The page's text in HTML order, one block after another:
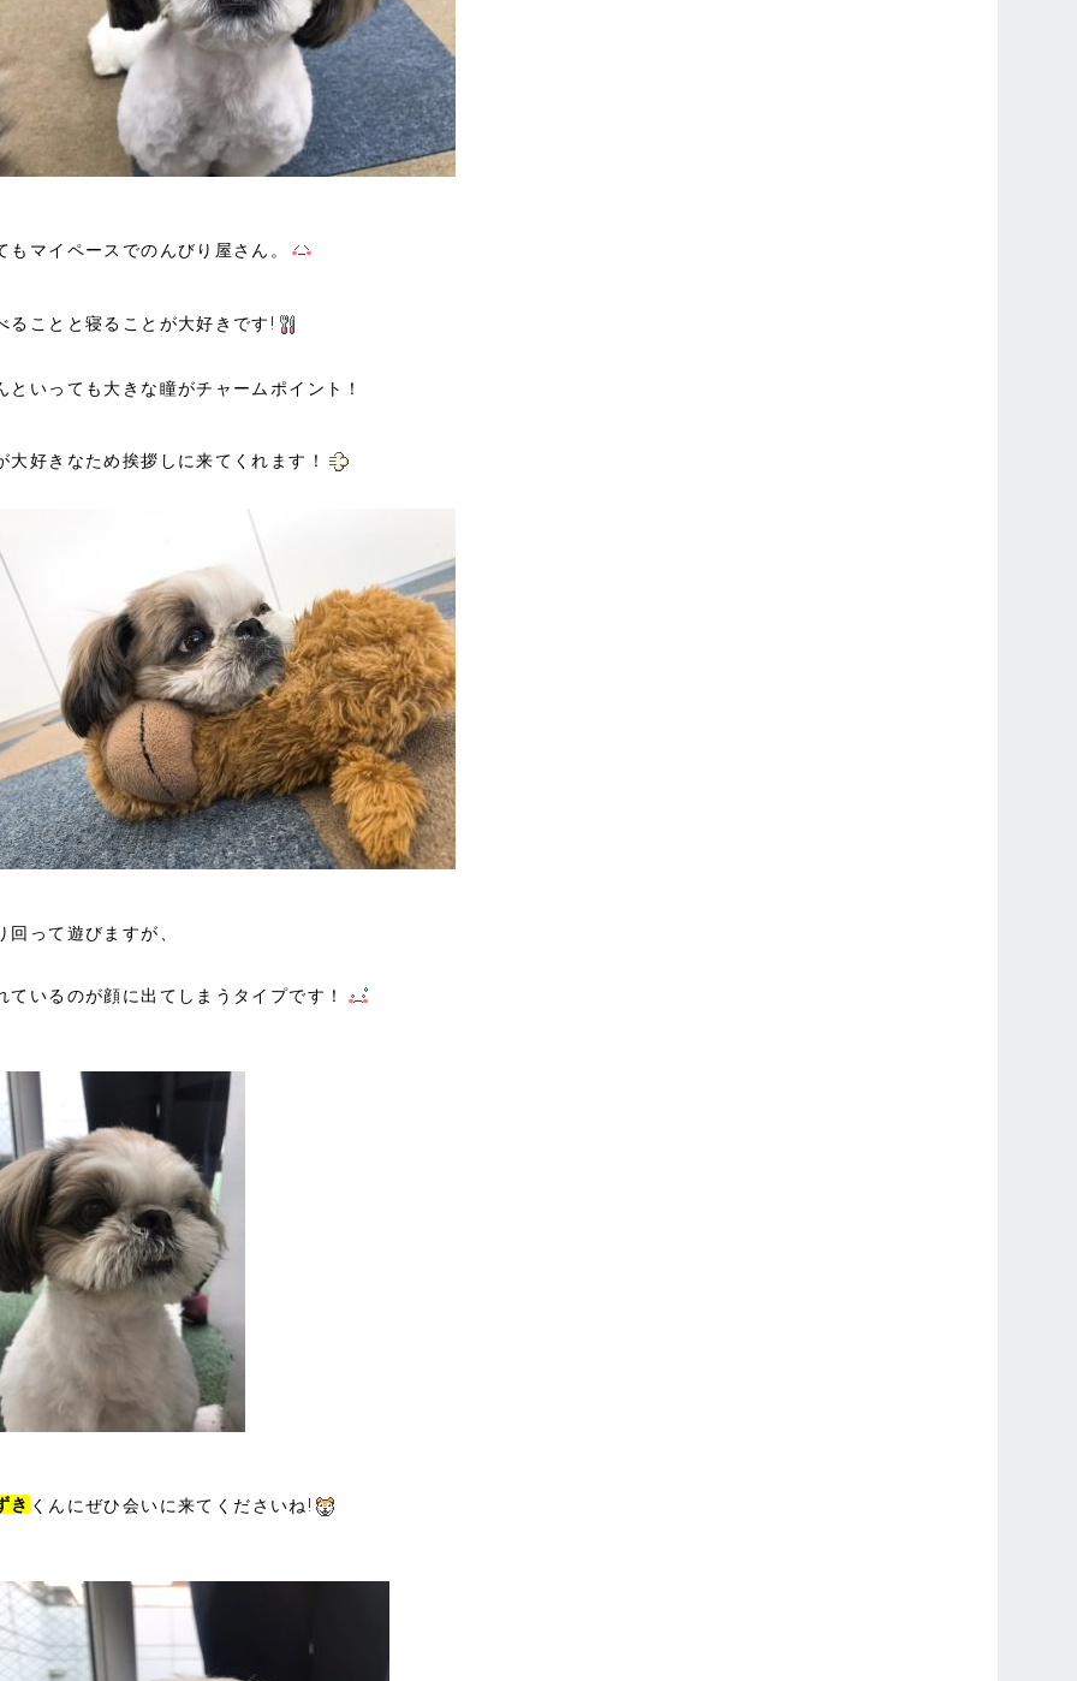
もマイペースでのんびり屋さん。
ることと寝ることが大好きです!
といっても大きな瞳がチャームポイント！
大好きなため挨拶しに来てくれます！
回って遊びますが、
ているのが顔に出てしまうタイプです！
き くんにぜひ会いに来てくださいね!